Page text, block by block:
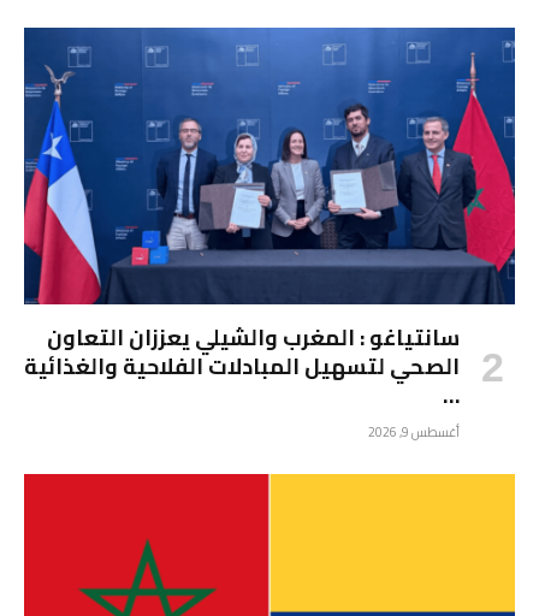
سانتياغو : المغرب والشيلي يعززان التعاون
الصحي لتسهيل المبادلات الفلاحية والغذائية
…
أغسطس 9, 2026